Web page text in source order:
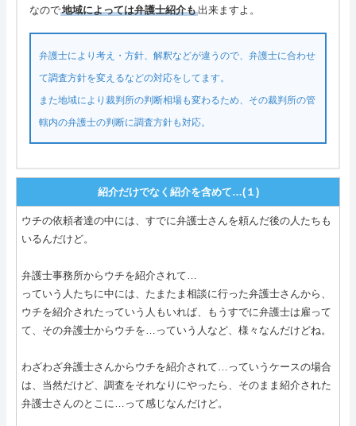
なので地域によっては弁護士紹介も出来ますよ。
弁護士により考え・方針、解釈などが違うので、弁護士に合わせ
て調査方針を変えるなどの対応をしてます。
また地域により裁判所の判断相場も変わるため、その裁判所の管
轄内の弁護士の判断に調査方針も対応。
紹介だけでなく紹介を含めて…(１)
ウチの依頼者達の中には、すでに弁護士さんを頼んだ後の人たちも
いるんだけど。
弁護士事務所からウチを紹介されて…
っていう人たちに中には、たまたま相談に行った弁護士さんから、
ウチを紹介されたっていう人もいれば、もうすでに弁護士は雇って
て、その弁護士からウチを…っていう人など、様々なんだけどね。
わざわざ弁護士さんからウチを紹介されて…っていうケースの場合
は、当然だけど、調査をそれなりにやったら、そのまま紹介された
弁護士さんのとこに…って感じなんだけど。